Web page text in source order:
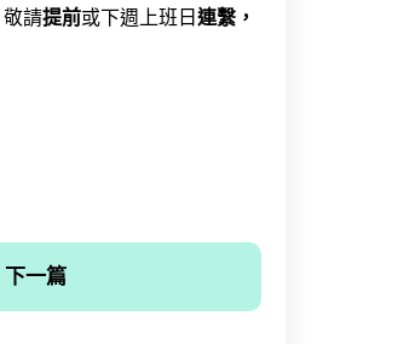
請提前或下週上班日連繫，
下一篇